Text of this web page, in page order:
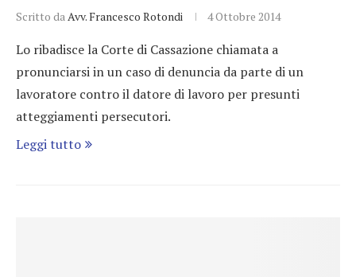
Scritto da Avv. Francesco Rotondi 4 Ottobre 2014
Lo ribadisce la Corte di Cassazione chiamata a
pronunciarsi in un caso di denuncia da parte di un
lavoratore contro il datore di lavoro per presunti
atteggiamenti persecutori.
Leggi tutto